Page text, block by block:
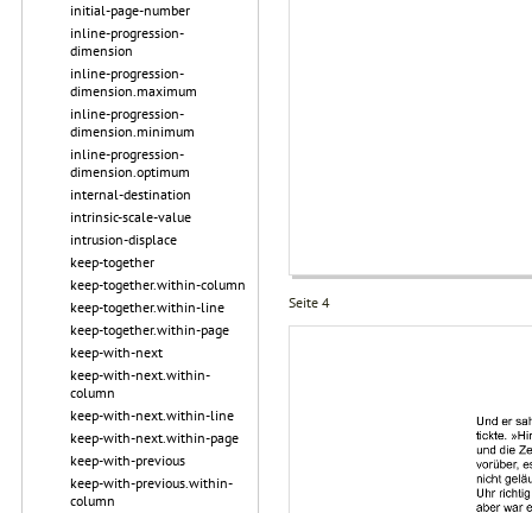
initial-page-number
inline-progression-
dimension
inline-progression-
dimension.maximum
inline-progression-
dimension.minimum
inline-progression-
dimension.optimum
internal-destination
intrinsic-scale-value
intrusion-displace
keep-together
keep-together.within-column
keep-together.within-line
keep-together.within-page
keep-with-next
keep-with-next.within-
column
keep-with-next.within-line
keep-with-next.within-page
keep-with-previous
keep-with-previous.within-
column
Seite 4